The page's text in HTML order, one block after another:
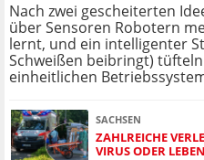
Nach zwei gescheiterten
über Sensoren Robotern
lernt, und ein intelligenter
Schweißen beibringt)
einheitlichen
SACHSEN
ZAHLREICHE
VIRUS ODER